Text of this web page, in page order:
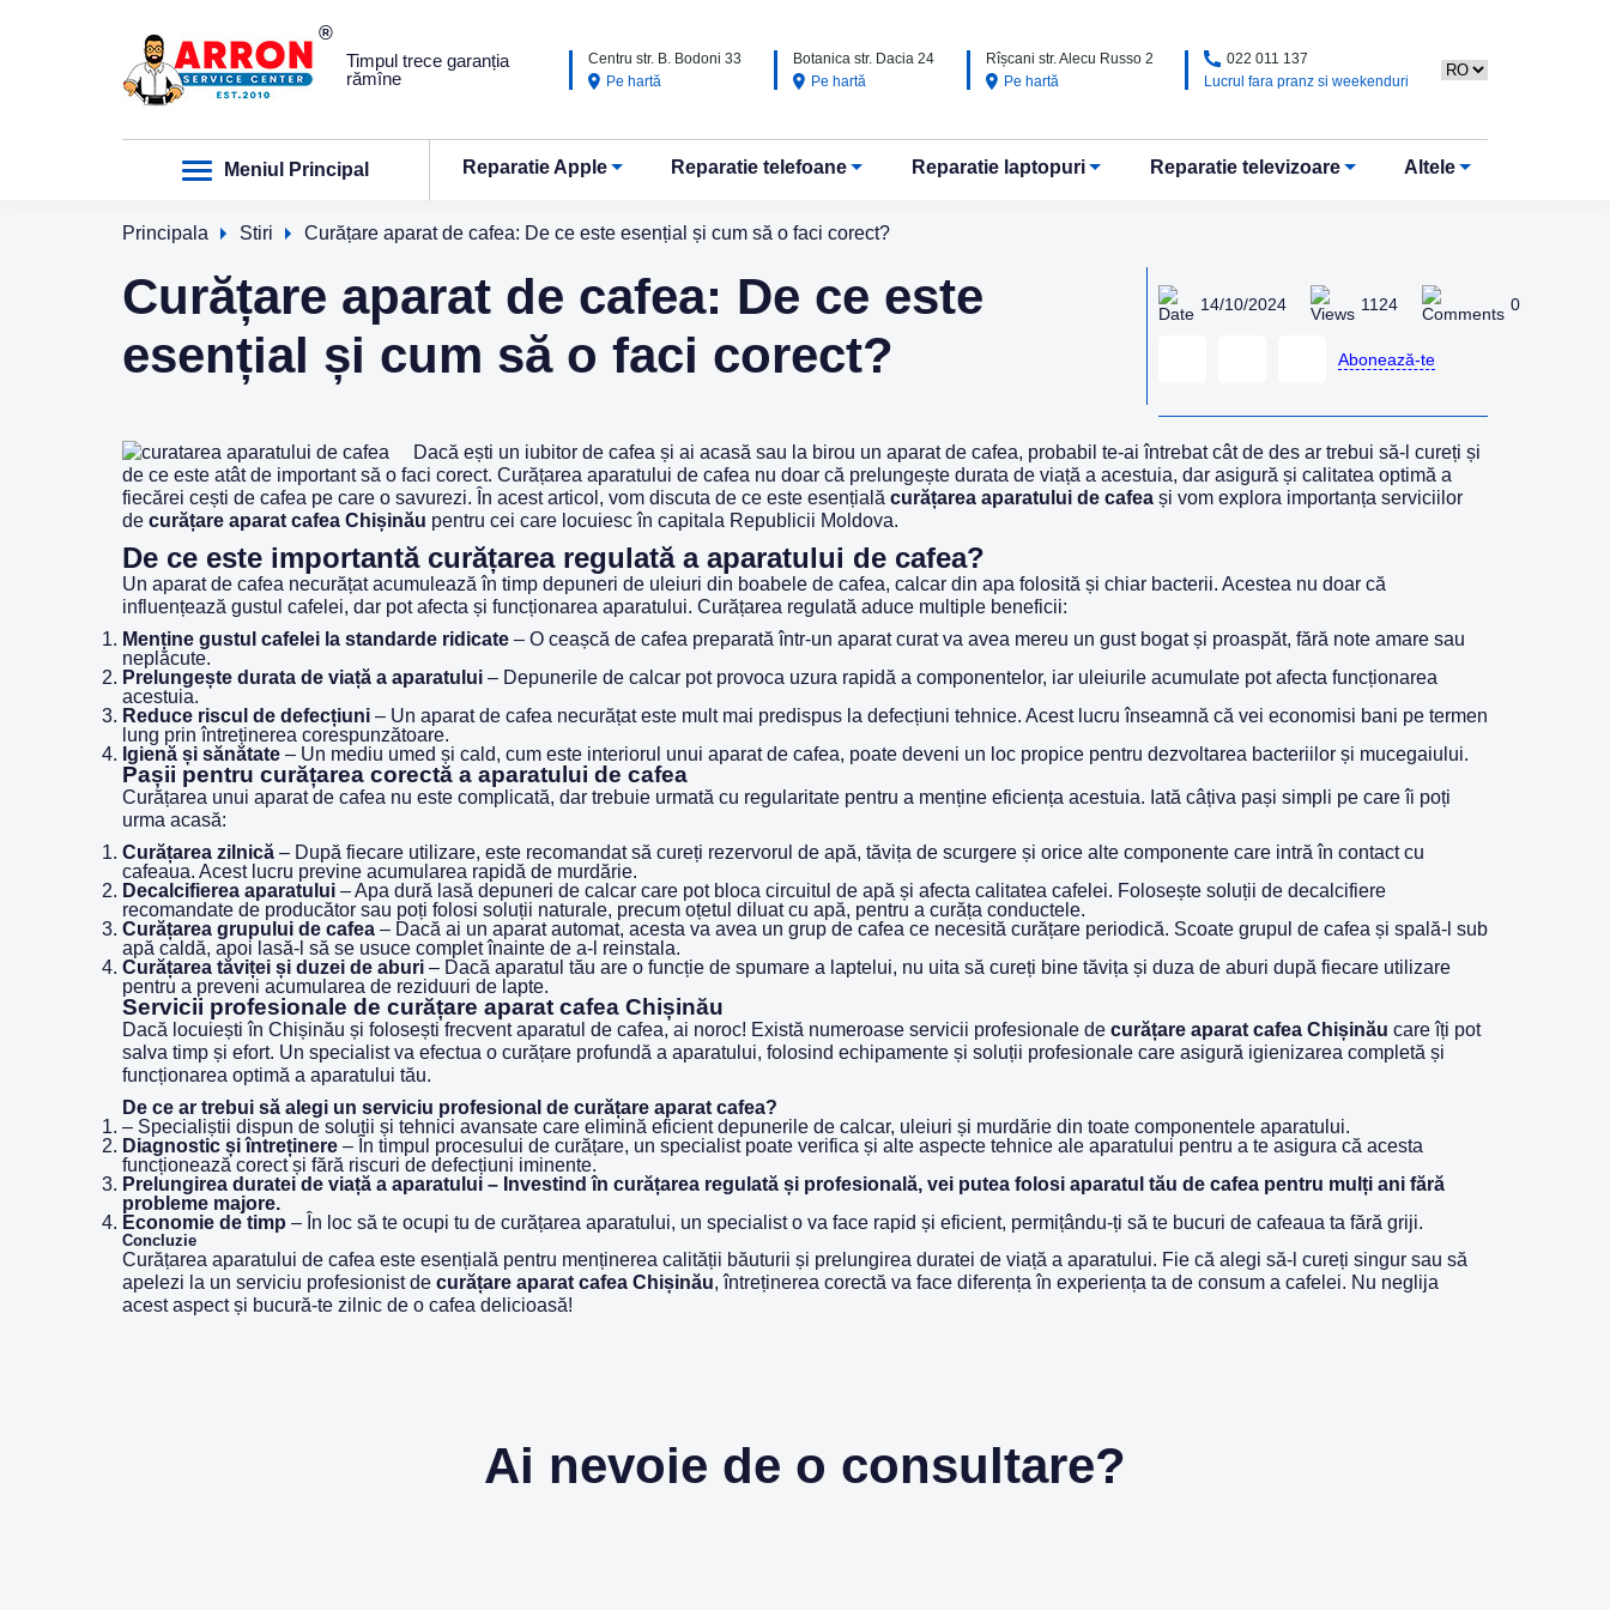
Timpul trece garanția
rămîne
Centru str. B. Bodoni 33
Pe hartă
Botanica str. Dacia 24
Pe hartă
Rîșcani str. Alecu Russo 2
Pe hartă
022 011 137
Lucrul fara pranz si weekenduri
Meniul Principal Reparatie Apple Reparatie telefoane Reparatie laptopuri Reparatie televizoare Altele
Principala Stiri Curățare aparat de cafea: De ce este esențial și cum să o faci corect?
Curățare aparat de cafea: De ce este
esențial și cum să o faci corect?
14/10/2024 1124 0
Abonează-te
Dacă ești un iubitor de cafea și ai acasă sau la birou un aparat de cafea, probabil te-ai întrebat cât de des ar trebui să-l cureți și
de ce este atât de important să o faci corect. Curățarea aparatului de cafea nu doar că prelungește durata de viață a acestuia, dar asigură și calitatea optimă a
fiecărei cești de cafea pe care o savurezi. În acest articol, vom discuta de ce este esențială curățarea aparatului de cafea și vom explora importanța serviciilor
de curățare aparat cafea Chișinău pentru cei care locuiesc în capitala Republicii Moldova.
De ce este importantă curățarea regulată a aparatului de cafea?
Un aparat de cafea necurățat acumulează în timp depuneri de uleiuri din boabele de cafea, calcar din apa folosită și chiar bacterii. Acestea nu doar că
influențează gustul cafelei, dar pot afecta și funcționarea aparatului. Curățarea regulată aduce multiple beneficii:
Menține gustul cafelei la standarde ridicate – O ceașcă de cafea preparată într-un aparat curat va avea mereu un gust bogat și proaspăt, fără note amare sau
neplăcute.
Prelungește durata de viață a aparatului – Depunerile de calcar pot provoca uzura rapidă a componentelor, iar uleiurile acumulate pot afecta funcționarea
acestuia.
Reduce riscul de defecțiuni – Un aparat de cafea necurățat este mult mai predispus la defecțiuni tehnice. Acest lucru înseamnă că vei economisi bani pe termen
lung prin întreținerea corespunzătoare.
Igienă și sănătate – Un mediu umed și cald, cum este interiorul unui aparat de cafea, poate deveni un loc propice pentru dezvoltarea bacteriilor și mucegaiului.
Pașii pentru curățarea corectă a aparatului de cafea
Curățarea unui aparat de cafea nu este complicată, dar trebuie urmată cu regularitate pentru a menține eficiența acestuia. Iată câțiva pași simpli pe care îi poți
urma acasă:
Curățarea zilnică – După fiecare utilizare, este recomandat să cureți rezervorul de apă, tăvița de scurgere și orice alte componente care intră în contact cu
cafeaua. Acest lucru previne acumularea rapidă de murdărie.
Decalcifierea aparatului – Apa dură lasă depuneri de calcar care pot bloca circuitul de apă și afecta calitatea cafelei. Folosește soluții de decalcifiere
recomandate de producător sau poți folosi soluții naturale, precum oțetul diluat cu apă, pentru a curăța conductele.
Curățarea grupului de cafea – Dacă ai un aparat automat, acesta va avea un grup de cafea ce necesită curățare periodică. Scoate grupul de cafea și spală-l sub
apă caldă, apoi lasă-l să se usuce complet înainte de a-l reinstala.
Curățarea tăviței și duzei de aburi – Dacă aparatul tău are o funcție de spumare a laptelui, nu uita să cureți bine tăvița și duza de aburi după fiecare utilizare
pentru a preveni acumularea de reziduuri de lapte.
Servicii profesionale de curățare aparat cafea Chișinău
Dacă locuiești în Chișinău și folosești frecvent aparatul de cafea, ai noroc! Există numeroase servicii profesionale de curățare aparat cafea Chișinău care îți pot
salva timp și efort. Un specialist va efectua o curățare profundă a aparatului, folosind echipamente și soluții profesionale care asigură igienizarea completă și
funcționarea optimă a aparatului tău.
De ce ar trebui să alegi un serviciu profesional de curățare aparat cafea?
– Specialiștii dispun de soluții și tehnici avansate care elimină eficient depunerile de calcar, uleiuri și murdărie din toate componentele aparatului.
Diagnostic și întreținere – În timpul procesului de curățare, un specialist poate verifica și alte aspecte tehnice ale aparatului pentru a te asigura că acesta
funcționează corect și fără riscuri de defecțiuni iminente.
Prelungirea duratei de viață a aparatului – Investind în curățarea regulată și profesională, vei putea folosi aparatul tău de cafea pentru mulți ani fără
probleme majore.
Economie de timp – În loc să te ocupi tu de curățarea aparatului, un specialist o va face rapid și eficient, permițându-ți să te bucuri de cafeaua ta fără griji.
Concluzie
Curățarea aparatului de cafea este esențială pentru menținerea calității băuturii și prelungirea duratei de viață a aparatului. Fie că alegi să-l cureți singur sau să
apelezi la un serviciu profesionist de curățare aparat cafea Chișinău, întreținerea corectă va face diferența în experiența ta de consum a cafelei. Nu neglija
acest aspect și bucură-te zilnic de o cafea delicioasă!
Ai nevoie de o consultare?